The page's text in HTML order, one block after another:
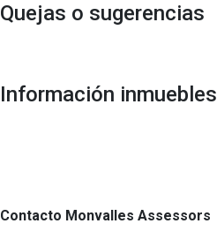
Quejas o sugerencias
Información inmuebles
Contacto Monvalles Assessors